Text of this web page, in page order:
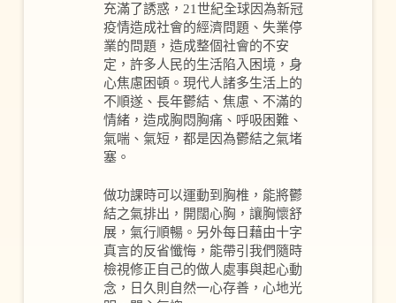
充滿了誘惑，21世紀全球因為新冠
疫情造成社會的經濟問題、失業停
業的問題，造成整個社會的不安
定，許多人民的生活陷入困境，身
心焦慮困頓。現代人諸多生活上的
不順遂、長年鬱結、焦慮、不滿的
情緒，造成胸悶胸痛、呼吸困難、
氣喘、氣短，都是因為鬱結之氣堵
塞。
做功課時可以運動到胸椎，能將鬱
結之氣排出，開闊心胸，讓胸懷舒
展，氣行順暢。另外每日藉由十字
真言的反省懺悔，能帶引我們隨時
檢視修正自己的做人處事與起心動
念，日久則自然一心存善，心地光